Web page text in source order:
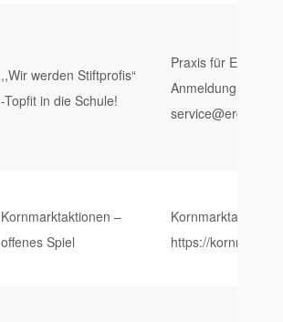
,,Wir werden Stiftprofis“
-Topfit in die Schule!
Praxis für
Anmeldung unter.
Kornmarktaktionen –
offenes Spiel
https://